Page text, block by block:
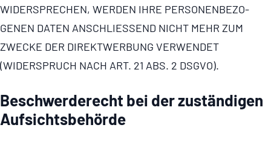
WIDERSPRECHEN, WERDEN IHRE PERSO­NEN­BE­ZO­
GENEN DATEN ANSCHLIESSEND NICHT MEHR ZUM
ZWECKE DER DIREKTWERBUNG VERWENDET
(WIDERSPRUCH NACH ART. 21 ABS. 2 DSGVO).
Beschwerde­recht bei der zustän­digen
Aufsichts­behörde